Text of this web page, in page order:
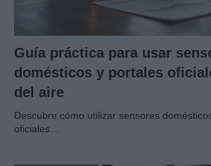
Guía práctica para usar
domésticos y portales
del aire
Descubre cómo utilizar sensores
oficiales…